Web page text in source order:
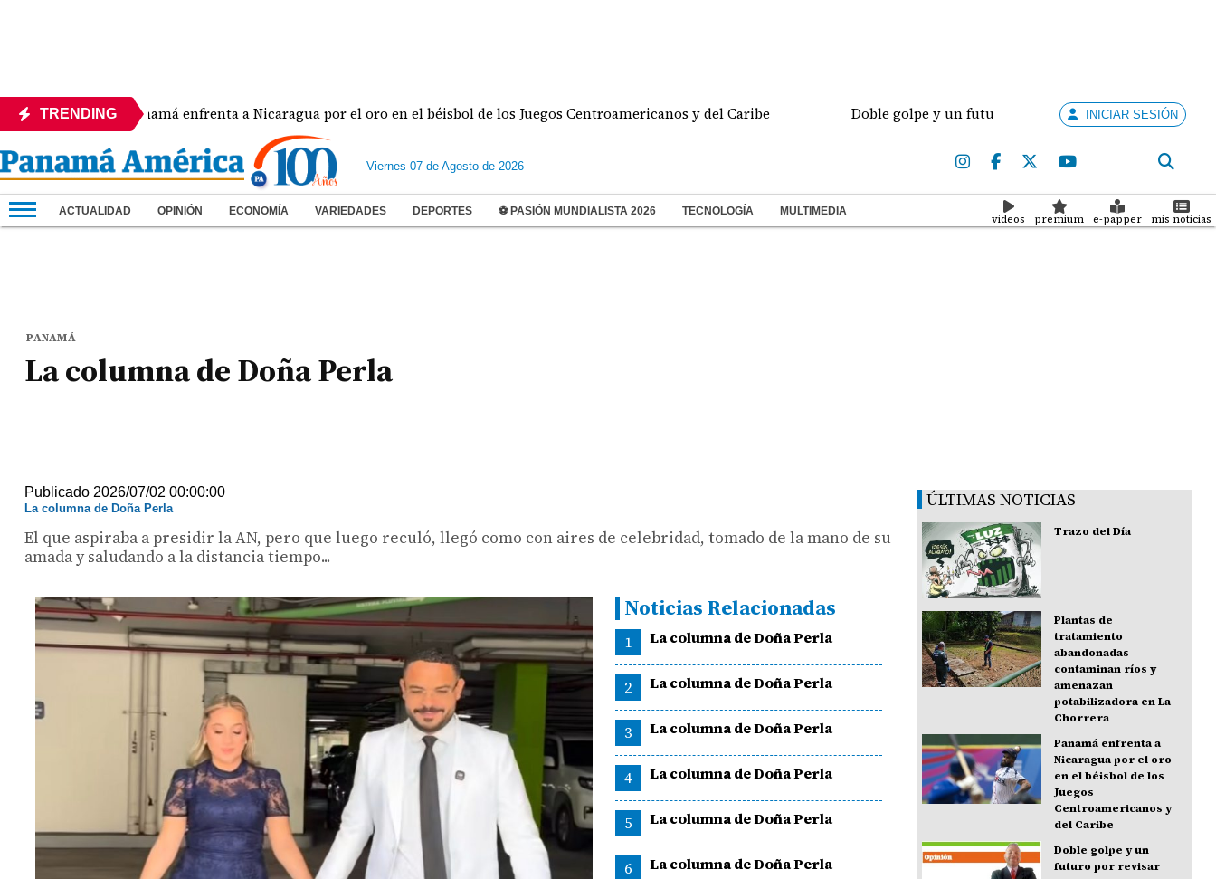
TRENDINGPanamá enfrenta a Nicaragua por el oro en el béisbol de los Juegos Centroamericanos y del Caribe Doble golpe y un futuro por revisar Meduca
INICIAR SESIÓN
Viernes 07 de Agosto de 2026
ACTUALIDAD OPINIÓN ECONOMÍA VARIEDADES DEPORTES ⚽ PASIÓN MUNDIALISTA 2026 TECNOLOGÍA MULTIMEDIA
videos premium e-papper mis noticias
PANAMÁ
La columna de Doña Perla
Publicado 2026/07/02 00:00:00
La columna de Doña Perla
El que aspiraba a presidir la AN, pero que luego reculó, llegó como con aires de celebridad, tomado de la mano de su
amada y saludando a la distancia tiempo...
Noticias Relacionadas
1 La columna de Doña Perla
2 La columna de Doña Perla
3 La columna de Doña Perla
4 La columna de Doña Perla
5 La columna de Doña Perla
6 La columna de Doña Perla
ÚLTIMAS NOTICIAS
Trazo del Día
Plantas de
tratamiento
abandonadas
contaminan ríos y
amenazan
potabilizadora en La
Chorrera
Panamá enfrenta a
Nicaragua por el oro
en el béisbol de los
Juegos
Centroamericanos y
del Caribe
Doble golpe y un
futuro por revisar